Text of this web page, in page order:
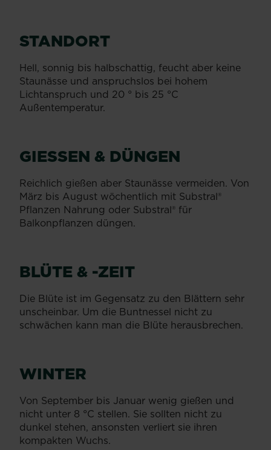
STANDORT
Hell, sonnig bis halbschattig, feucht aber keine
Staunässe und anspruchslos bei hohem
Lichtanspruch und 20 ° bis 25 °C
Außentemperatur.
GIESSEN & DÜNGEN
Reichlich gießen aber Staunässe vermeiden. Von
März bis August wöchentlich mit Substral®
Pflanzen Nahrung oder Substral® für
Balkonpflanzen düngen.
BLÜTE & -ZEIT
Die Blüte ist im Gegensatz zu den Blättern sehr
unscheinbar. Um die Buntnessel nicht zu
schwächen kann man die Blüte herausbrechen.
WINTER
Von September bis Januar wenig gießen und
nicht unter 8 °C stellen. Sie sollten nicht zu
dunkel stehen, ansonsten verliert sie ihren
kompakten Wuchs.